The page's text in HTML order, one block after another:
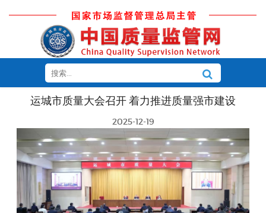
运城市质量大会召开 着力推进质量强市建设
2025-12-19